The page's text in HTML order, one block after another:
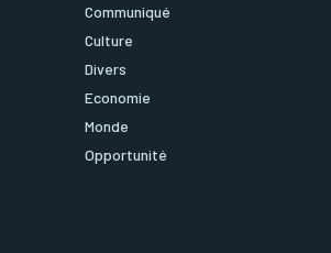
Communiqué
Culture
Divers
Economie
Monde
Opportunité